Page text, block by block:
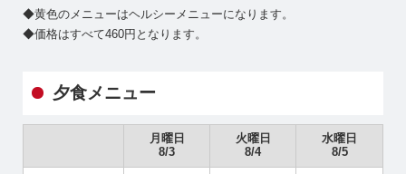
◆黄色のメニューはヘルシーメニューになります。
◆価格はすべて460円となります。
夕食メニュー
月曜日
8/3
火曜日
8/4
水曜日
8/5